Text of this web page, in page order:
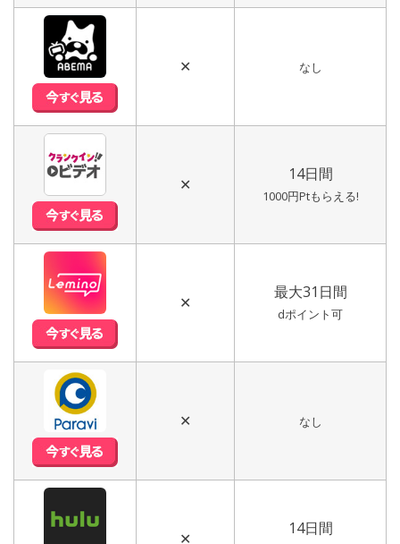
✕ なし
✕
14日間
1000円Ptもらえる!
✕
最大31日間
dポイント可
✕ なし
✕
14日間